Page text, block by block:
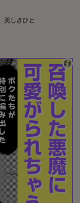
美しきひと